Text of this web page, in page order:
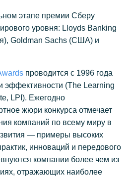
этапе премии Сберу
уровня: Lloyds Banking
Goldman Sachs (США) и
проводится с 1996 года
эффективности (The Learning
LPI). Ежегодно
жюри конкурса отмечает
компаний по всему миру в
— примеры высоких
инноваций и передового
компании более чем из
отражающих наиболее